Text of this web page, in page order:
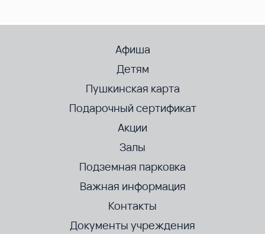
Афиша
Детям
Пушкинская карта
Подарочный сертификат
Акции
Залы
Подземная парковка
Важная информация
Контакты
Документы учреждения